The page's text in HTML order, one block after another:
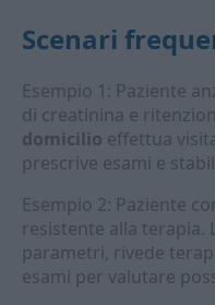
Scenari
Esempio 1: Paziente
di creatinina e
domicilio effettua
prescrive esami e
Esempio 2: Paziente
resistente alla terapia.
parametri, rivede
esami per valutare